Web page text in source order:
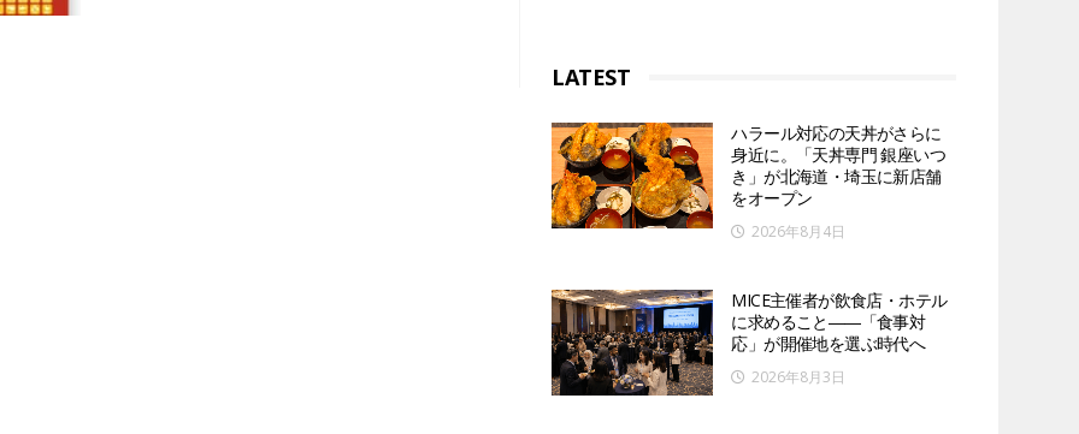
LATEST
ハラール対応の天丼がさらに
身近に。「天丼専門 銀座いつ
き」が北海道・埼玉に新店舗
をオープン
2026年8月4日
MICE主催者が飲食店・ホテル
に求めること――「食事対
応」が開催地を選ぶ時代へ
2026年8月3日